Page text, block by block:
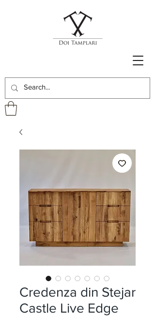
Credenza din Stejar
Castle Live Edge